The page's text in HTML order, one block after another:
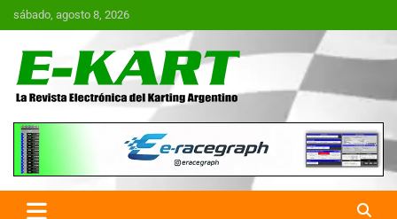
Saltar
al
sábado, agosto 8, 2026
E-Kart.com.ar | La Revista
Electrónica del Karting en
Argentina